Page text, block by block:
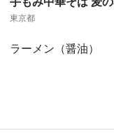
東京都
ラーメン（醤油）